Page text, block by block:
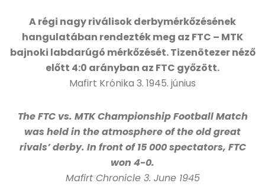
A régi nagy riválisok derbymérkőzésének
hangulatában rendezték meg az FTC – MTK
bajnoki labdarúgó mérkőzését. Tizenötezer néző
előtt 4:0 arányban az FTC győzött.
Mafirt Krónika 3. 1945. június
The FTC vs. MTK Championship Football Match
was held in the atmosphere of the old great
rivals’ derby. In front of 15 000 spectators, FTC
won 4-0.
Mafirt Chronicle 3. June 1945